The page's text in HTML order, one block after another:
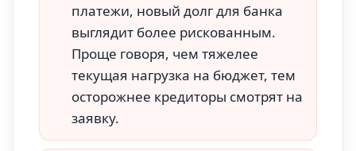
платежи, новый долг для банка
выглядит более рискованным.
Проще говоря, чем тяжелее
текущая нагрузка на бюджет, тем
осторожнее кредиторы смотрят на
заявку.